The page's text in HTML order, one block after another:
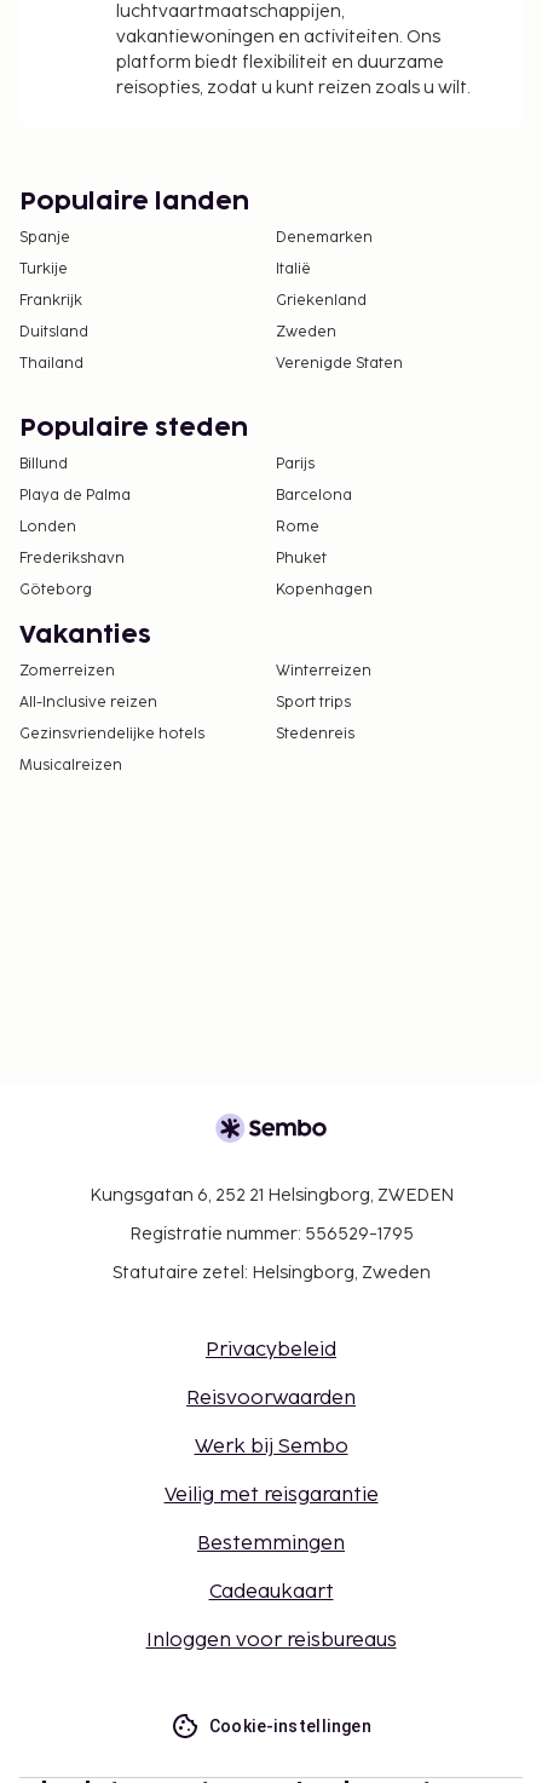
luchtvaartmaatschappijen,
vakantiewoningen en activiteiten. Ons
platform biedt flexibiliteit en duurzame
reisopties, zodat u kunt reizen zoals u wilt.
Populaire landen
Spanje
Denemarken
Turkije
Italië
Frankrijk
Griekenland
Duitsland
Zweden
Thailand
Verenigde Staten
Populaire steden
Billund
Parijs
Playa de Palma
Barcelona
Londen
Rome
Frederikshavn
Phuket
Göteborg
Kopenhagen
Vakanties
Zomerreizen
Winterreizen
All-Inclusive reizen
Sport trips
Gezinsvriendelijke hotels
Stedenreis
Musicalreizen
Kungsgatan 6, 252 21 Helsingborg, ZWEDEN
Registratie nummer: 556529-1795
Statutaire zetel: Helsingborg, Zweden
Privacybeleid
Reisvoorwaarden
Werk bij Sembo
Veilig met reisgarantie
Bestemmingen
Cadeaukaart
Inloggen voor reisbureaus
Cookie-instellingen